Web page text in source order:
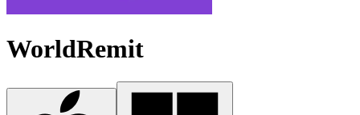
WorldRemit